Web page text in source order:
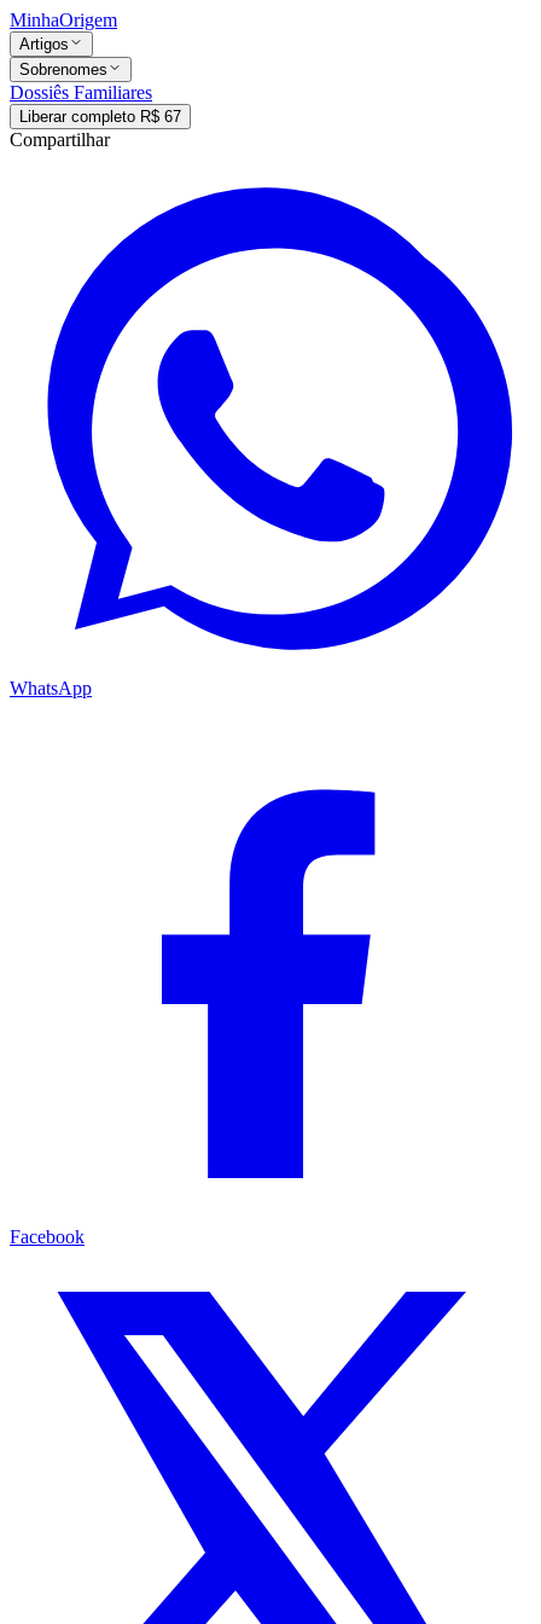
MinhaOrigem
Artigos
Sobrenomes
Dossiês Familiares
Liberar completo R$ 67
Compartilhar
WhatsApp
Facebook